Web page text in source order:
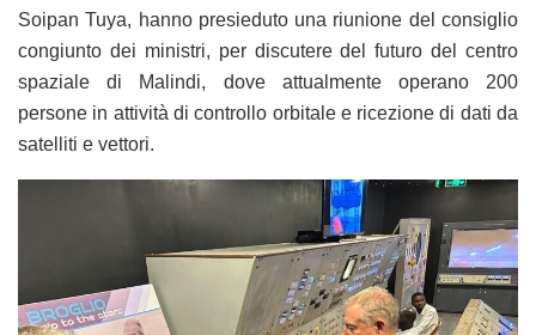
Soipan Tuya, hanno presieduto una riunione del consiglio
congiunto dei ministri, per discutere del futuro del centro
spaziale di Malindi, dove attualmente operano 200
persone in attività di controllo orbitale e ricezione di dati da
satelliti e vettori.